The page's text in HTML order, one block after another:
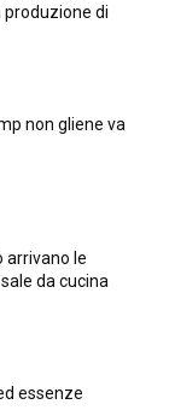
produzione di
non gliene va
arrivano le
da cucina
essenze